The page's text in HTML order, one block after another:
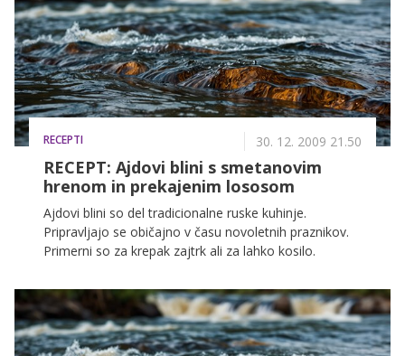
RECEPTI 30. 12. 2009 21.50
RECEPT: Ajdovi blini s smetanovim
hrenom in prekajenim lososom
Ajdovi blini so del tradicionalne ruske kuhinje.
Pripravljajo se običajno v času novoletnih praznikov.
Primerni so za krepak zajtrk ali za lahko kosilo.